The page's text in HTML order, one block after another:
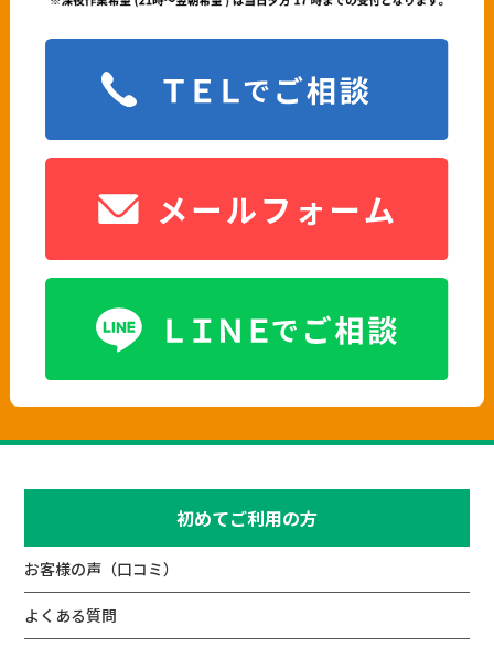
初めてご利用の方
お客様の声（口コミ）
よくある質問